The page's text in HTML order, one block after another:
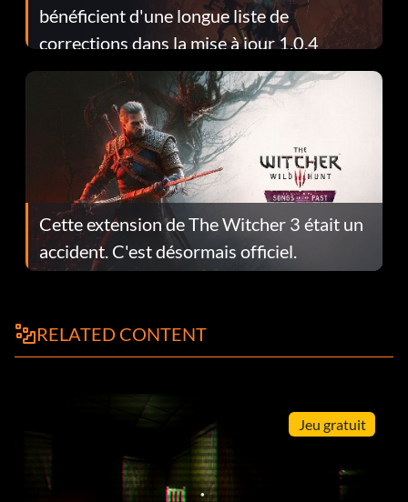
bénéficient d'une longue liste de
corrections dans la mise à jour 1.0.4
Cette extension de The Witcher 3 était un
accident. C'est désormais officiel.
RELATED CONTENT
Jeu gratuit